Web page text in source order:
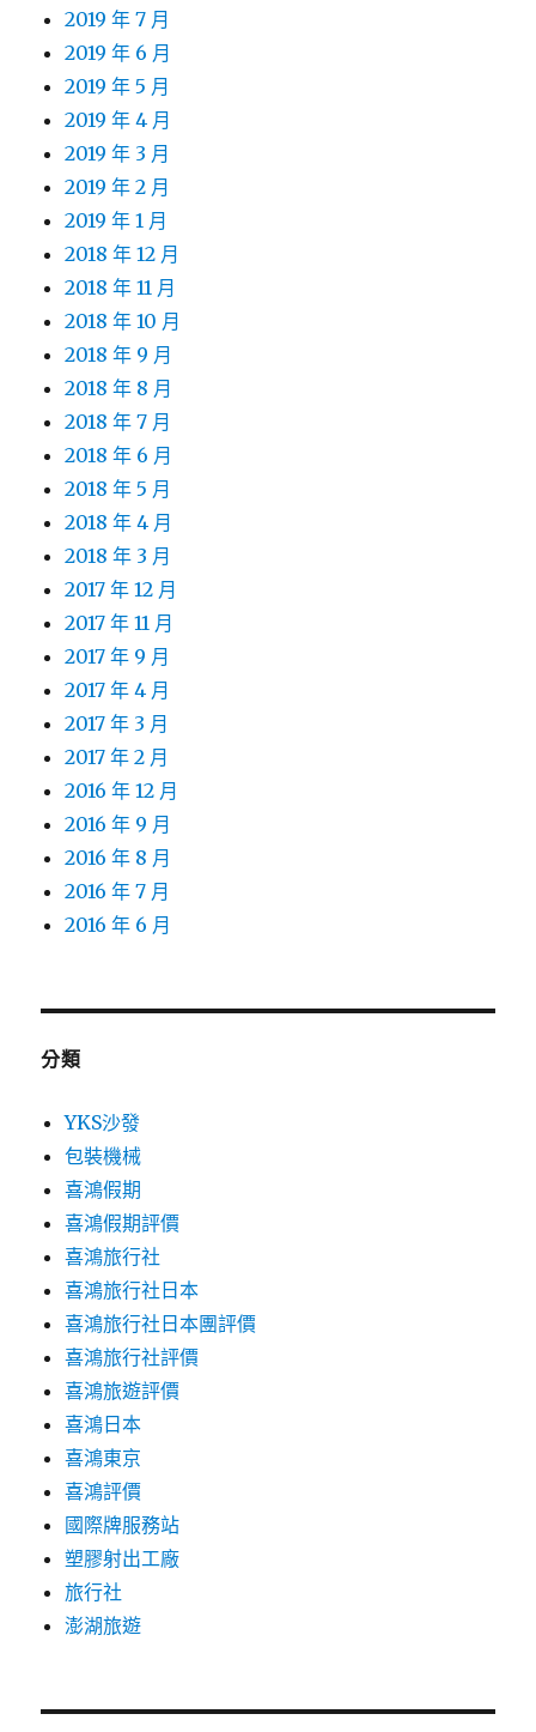
2019 年 7 月
2019 年 6 月
2019 年 5 月
2019 年 4 月
2019 年 3 月
2019 年 2 月
2019 年 1 月
2018 年 12 月
2018 年 11 月
2018 年 10 月
2018 年 9 月
2018 年 8 月
2018 年 7 月
2018 年 6 月
2018 年 5 月
2018 年 4 月
2018 年 3 月
2017 年 12 月
2017 年 11 月
2017 年 9 月
2017 年 4 月
2017 年 3 月
2017 年 2 月
2016 年 12 月
2016 年 9 月
2016 年 8 月
2016 年 7 月
2016 年 6 月
分類
YKS沙發
包裝機械
喜鴻假期
喜鴻假期評價
喜鴻旅行社
喜鴻旅行社日本
喜鴻旅行社日本團評價
喜鴻旅行社評價
喜鴻旅遊評價
喜鴻日本
喜鴻東京
喜鴻評價
國際牌服務站
塑膠射出工廠
旅行社
澎湖旅遊